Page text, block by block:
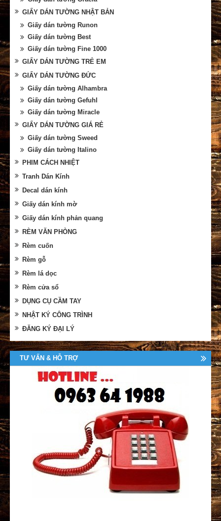
GIẤY DÁN TƯỜNG NHẬT BẢN
Giấy dán tường Runon
Giấy dán tường Best
Giấy dán tường Fine 1000
GIẤY DÁN TƯỜNG TRẺ EM
GIẤY DÁN TƯỜNG ĐỨC
Giấy dán tường Alhambra
Giấy dán tường Gefuhl
Giấy dán tường Miracle
GIẤY DÁN TƯỜNG GIÁ RẺ
Giấy dán tường Sweed
Giấy dán tường Italino
PHIM CÁCH NHIỆT
Tranh Dán Kính
Decal dán kính
Giấy dán kính mờ
Giấy dán kính phản quang
RÈM VĂN PHÒNG
Rèm cuốn
Rèm gỗ
Rèm lá dọc
Rèm cửa sổ
DỤNG CỤ CẦM TAY
NHẬT KÝ CÔNG TRÌNH
ĐĂNG KÝ ĐẠI LÝ
TƯ VẤN & HỖ TRỢ